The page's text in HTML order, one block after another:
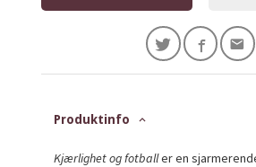
Produktinfo
Kjærlighet og fotballer en